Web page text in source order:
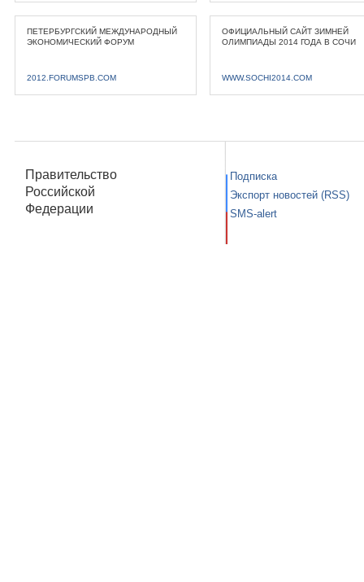
ПЕТЕРБУРГСКИЙ МЕЖДУНАРОДНЫЙ
ЭКОНОМИЧЕСКИЙ ФОРУМ
2012.FORUMSPB.COM
ОФИЦИАЛЬНЫЙ САЙТ ЗИМНЕЙ
ОЛИМПИАДЫ 2014 ГОДА В СОЧИ
WWW.SOCHI2014.COM
Правительство
Российской
Федерации
Подписка
Экспорт новостей (RSS)
SMS-alert